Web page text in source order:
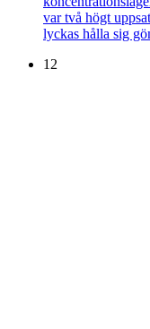
var två högt
lyckas hålla sig
12